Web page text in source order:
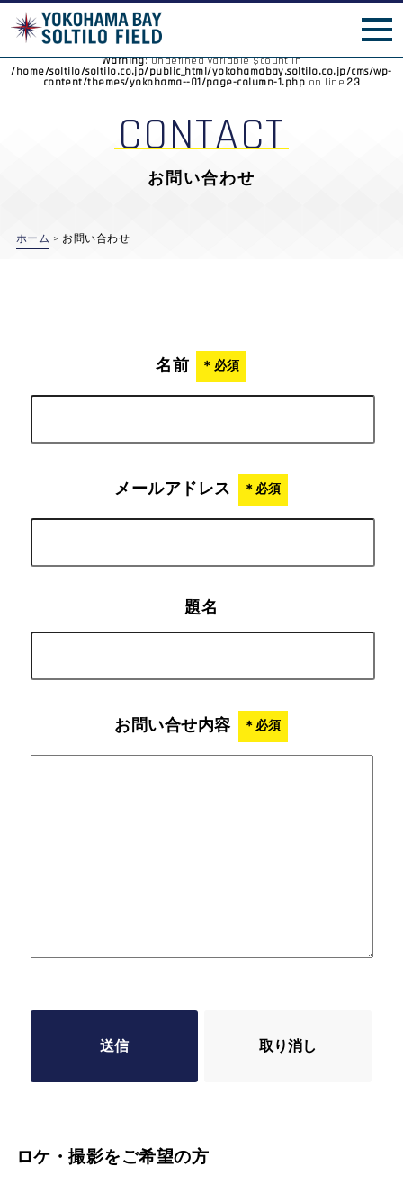
横ベイフェスタ
Warning: Undefined variable $count in
/home/soltilo/soltilo.co.jp/public_html/yokohamabay.soltilo.co.jp/cms/wp-
content/themes/yokohama--01/page-column-1.php on line23
CONTACT
お問い合わせ
ホーム > お問い合わせ
名前 ＊必須
メールアドレス ＊必須
題名
お問い合せ内容 ＊必須
ロケ・撮影をご希望の方